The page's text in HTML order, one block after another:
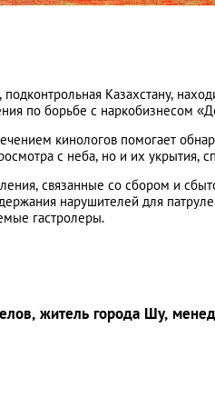
Казахстану,
по борьбе с наркобизнесом
кинологов помогает
с неба, но и их укрытия,
связанные со сбором и
нарушителей для
гастролеры.
житель города Шу,